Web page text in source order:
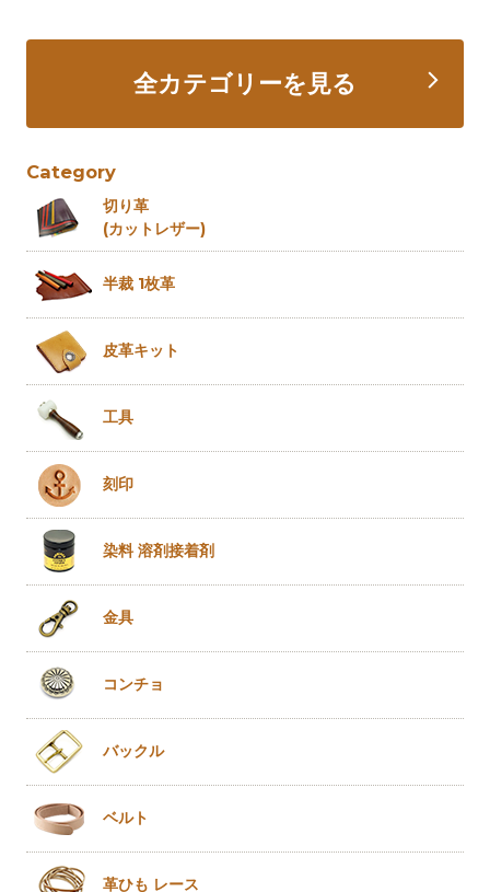
全カテゴリーを見る
Category
切り革
(カットレザー)
半裁 1枚革
皮革キット
工具
刻印
染料 溶剤接着剤
金具
コンチョ
バックル
ベルト
革ひも レース